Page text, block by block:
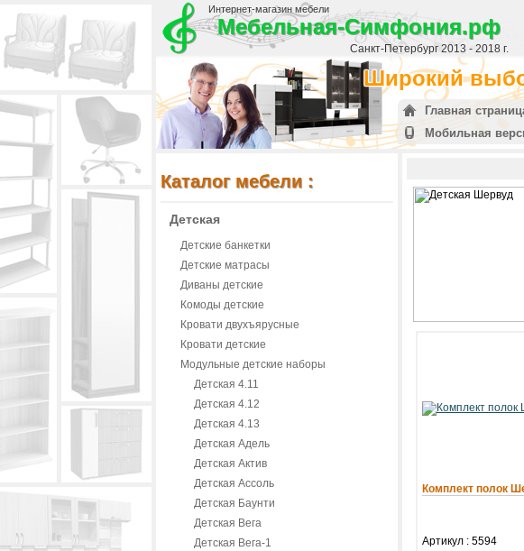
Интернет-магазин мебели
Мебельная-Симфония.рф
Санкт-Петербург 2013 - 2018 г.
Широкий
Главная
Мобильная
Каталог мебели :
Детская
Детские банкетки
Детские матрасы
Диваны детские
Комоды детские
Кровати двухъярусные
Кровати детские
Модульные детские наборы
Детская 4.11
Детская 4.12
Детская 4.13
Детская Адель
Детская Актив
Детская Ассоль
Детская Баунти
Детская Вега
Детская Вега-1
Комплект полок
Артикул : 5594